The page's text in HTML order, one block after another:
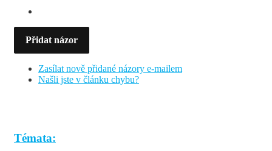
Přidat názor
Zasílat nově přidané názory e-mailem
Našli jste v článku chybu?
Témata: